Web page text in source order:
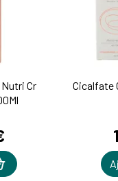
Cr
Cicalfate